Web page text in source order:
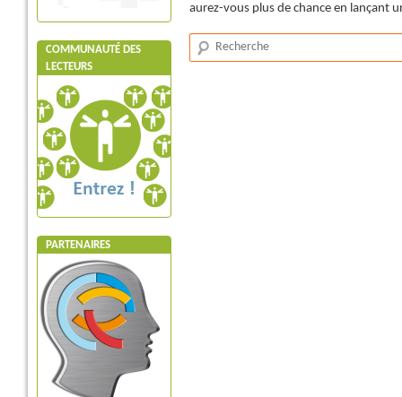
COMMUNAUTÉ DES
LECTEURS
PARTENAIRES
aurez-vous plus de chance en lançant
Recherche